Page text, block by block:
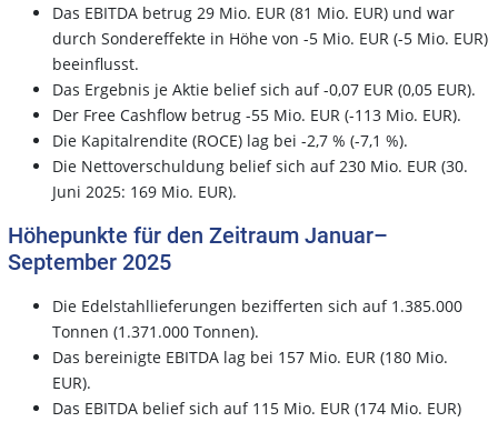
Das EBITDA betrug 29 Mio. EUR (81 Mio. EUR) und war
durch Sondereffekte in Höhe von -5 Mio. EUR (-5 Mio. EUR)
beeinflusst.
Das Ergebnis je Aktie belief sich auf -0,07 EUR (0,05 EUR).
Der Free Cashflow betrug -55 Mio. EUR (-113 Mio. EUR).
Die Kapitalrendite (ROCE) lag bei -2,7 % (-7,1 %).
Die Nettoverschuldung belief sich auf 230 Mio. EUR (30.
Juni 2025: 169 Mio. EUR).
Höhepunkte für den Zeitraum Januar–
September 2025
Die Edelstahllieferungen bezifferten sich auf 1.385.000
Tonnen (1.371.000 Tonnen).
Das bereinigte EBITDA lag bei 157 Mio. EUR (180 Mio.
EUR).
Das EBITDA belief sich auf 115 Mio. EUR (174 Mio. EUR)